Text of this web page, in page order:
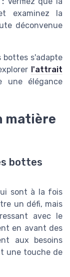
examinez la
déconvenue
bottes s'adapte
l'attrait
élégance
matière
bottes
sont à la fois
un défi, mais
avec le
en avant des
aux besoins
une touche de